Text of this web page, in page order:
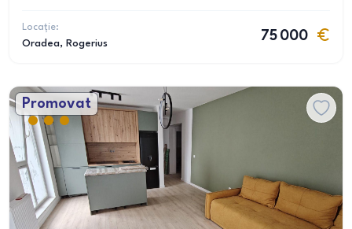
Locație:
Oradea, Rogerius
75 000
Promovat